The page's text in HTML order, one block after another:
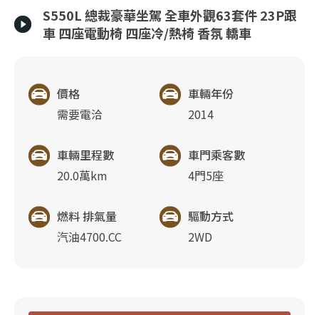
S550L 總裁豪華坐駕 全車外觀63套件 23P跟
車 四座電動椅 四座冷/熱椅 香氛 轎車
價格
需要電洽
車輛年份
2014
車輛里程數
20.0萬km
車門乘客數
4門5座
燃料 排氣量
汽油4700.CC
驅動方式
2WD